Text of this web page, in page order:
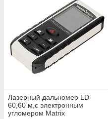
Лазерный дальномер LD-
60,60 м,с электронным
угломером Matrix